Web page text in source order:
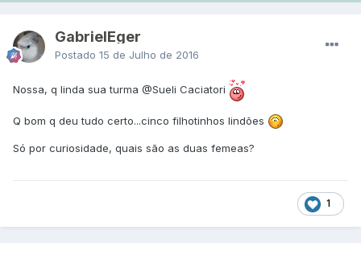
GabrielEger
Postado 15 de Julho de 2016
Nossa, q linda sua turma @Sueli Caciatori
Q bom q deu tudo certo...cinco filhotinhos lindões
Só por curiosidade, quais são as duas femeas?
1